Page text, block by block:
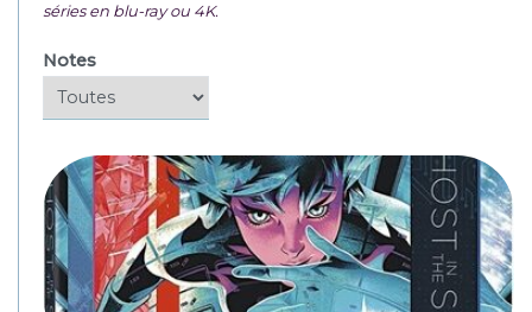
séries en blu-ray ou 4K.
Notes